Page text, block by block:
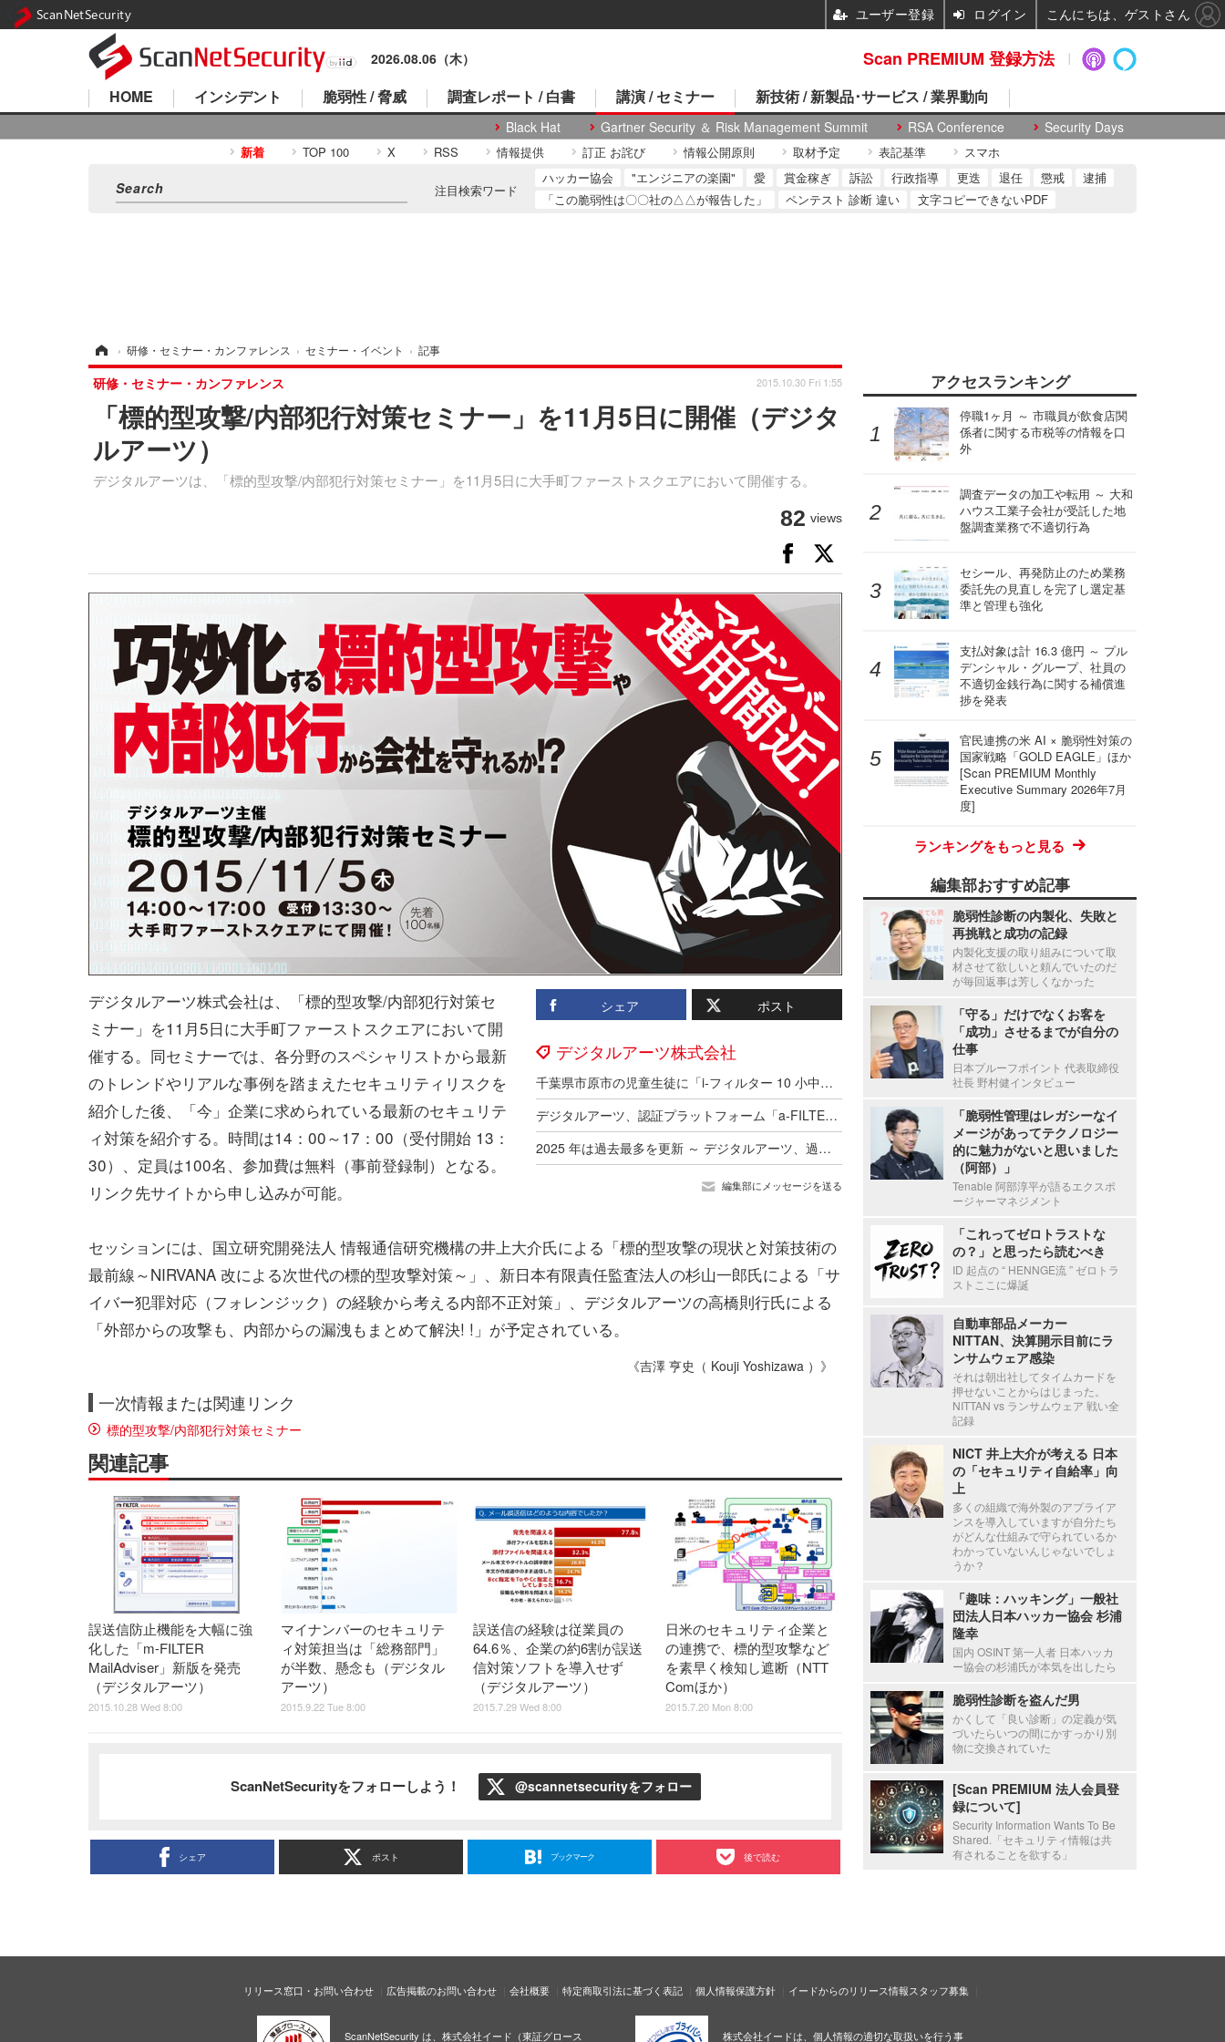
2026.08.06（木）
HOME インシデント 脆弱性 / 脅威 調査レポート / 白書 講演 / セミナー
Black Hat Gartner Security ＆ Risk Management Summit RSA Conference Security Days
新技術 / 新製品･サービス / 業界動向
新着 TOP 100 X RSS 情報提供 訂正 お詫び 情報公開原則 取材予定 表記基準 スマホ
注目検索ワード
ハッカー協会 "エンジニアの楽園" 愛 賞金稼ぎ 訴訟 行政指導 更迭 退任 懲戒
逮捕
「この脆弱性は〇〇社の△△が報告した」
ペンテスト 診断 違い 文字コピーできないPDF
› 研修・セミナー・カンファレンス › セミナー・イベント › 記事
「標的型攻撃/内部犯行対策セミナー」を11月5日に開催（デジタ
ルアーツ）
デジタルアーツは、「標的型攻撃/内部犯行対策セミナー」を11月5日に大手町ファーストスクエアにおいて開催する。
研修・セミナー・カンファレンス 2015.10.30 Fri 1:55
82 views
シェア ポスト
デジタルアーツ株式会社
千葉県市原市の児童生徒に「i-フィルター 10 小中学生版」を無償提供
デジタルアーツ、認証プラットフォーム「a-FILTER」提供
2025 年は過去最多を更新 ～ デジタルアーツ、過去 3 年分の国内セキュリティインシデントを集計
編集部にメッセージを送る
デジタルアーツ株式会社は、「標的型攻撃/内部犯行対策セ
ミナー」を11月5日に大手町ファーストスクエアにおいて開
催する。同セミナーでは、各分野のスペシャリストから最新
のトレンドやリアルな事例を踏まえたセキュリティリスクを
紹介した後、「今」企業に求められている最新のセキュリテ
ィ対策を紹介する。時間は14：00～17：00（受付開始 13：
30）、定員は100名、参加費は無料（事前登録制）となる。
リンク先サイトから申し込みが可能。
セッションには、国立研究開発法人 情報通信研究機構の井上大介氏による「標的型攻撃の現状と対策技術の
最前線～NIRVANA 改による次世代の標的型攻撃対策～」、新日本有限責任監査法人の杉山一郎氏による「サ
イバー犯罪対応（フォレンジック）の経験から考える内部不正対策」、デジタルアーツの高橋則行氏による
「外部からの攻撃も、内部からの漏洩もまとめて解決! !」が予定されている。
《吉澤 亨史（ Kouji Yoshizawa ）》
一次情報または関連リンク
標的型攻撃/内部犯行対策セミナー
関連記事
誤送信防止機能を大幅に強
化した「m-FILTER
MailAdviser」新版を発売
（デジタルアーツ）
2015.10.28 Wed 8:00
マイナンバーのセキュリテ
ィ対策担当は「総務部門」
が半数、懸念も（デジタル
アーツ）
2015.9.22 Tue 8:00
誤送信の経験は従業員の
64.6％、企業の約6割が誤送
信対策ソフトを導入せず
（デジタルアーツ）
2015.7.29 Wed 8:00
日米のセキュリティ企業と
の連携で、標的型攻撃など
を素早く検知し遮断（NTT
Comほか）
2015.7.20 Mon 8:00
ScanNetSecurityをフォローしよう！ @scannetsecurityをフォロー
シェア ポスト ブックマーク 後で読む
アクセスランキング
停職1ヶ月 ～ 市職員が飲食店関
係者に関する市税等の情報を口
外
調査データの加工や転用 ～ 大和
ハウス工業子会社が受託した地
盤調査業務で不適切行為
セシール、再発防止のため業務
委託先の見直しを完了し選定基
準と管理も強化
支払対象は計 16.3 億円 ～ プル
デンシャル・グループ、社員の
不適切金銭行為に関する補償進
捗を発表
官民連携の米 AI × 脆弱性対策の
国家戦略「GOLD EAGLE」ほか
[Scan PREMIUM Monthly
Executive Summary 2026年7月
度]
ランキングをもっと見る
編集部おすすめ記事
脆弱性診断の内製化、失敗と
再挑戦と成功の記録
内製化支援の取り組みについて取
材させて欲しいと頼んでいたのだ
が毎回返事は芳しくなかった
「守る」だけでなくお客を
「成功」させるまでが自分の
仕事
日本プルーフポイント 代表取締役
社長 野村健インタビュー
「脆弱性管理はレガシーなイ
メージがあってテクノロジー
的に魅力がないと思いました
（阿部）」
Tenable 阿部淳平が語るエクスポ
ージャーマネジメント
「これってゼロトラストな
の？」と思ったら読むべき
ID 起点の “ HENNGE流 ” ゼロトラ
ストここに爆誕
自動車部品メーカー
NITTAN、決算開示目前にラ
ンサムウェア感染
それは朝出社してタイムカードを
押せないことからはじまった。
NITTAN vs ランサムウェア 戦い全
記録
NICT 井上大介が考える 日本
の「セキュリティ自給率」向
上
多くの組織で海外製のアプライア
ンスを導入していますが自分たち
がどんな仕組みで守られているか
わかっていないんじゃないでしょ
うか？
「趣味：ハッキング」一般社
団法人日本ハッカー協会 杉浦
隆幸
国内 OSINT 第一人者 日本ハッカ
ー協会の杉浦氏が本気を出したら
脆弱性診断を盗んだ男
かくして「良い診断」の定義が気
づいたらいつの間にかすっかり別
物に交換されていた
[Scan PREMIUM 法人会員登
録について]
Security Information Wants To Be
Shared.「セキュリティ情報は共
有されることを欲する」
リリース窓口・お問い合わせ 広告掲載のお問い合わせ 会社概要 特定商取引法に基づく表記 個人情報保護方針 イードからのリリース情報スタッフ募集
ScanNetSecurity は、株式会社イード（東証グロース 株式会社イードは、個人情報の適切な取扱いを行う事
Scan PREMIUM 登録方法
ScanNetSecurity ユーザー登録 ログイン こんにちは、ゲストさん